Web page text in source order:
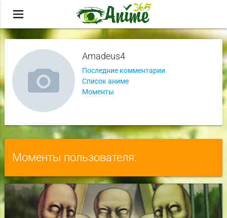
menu
Amadeus4
Последние комментарии
Список аниме
Моменты
Моменты пользователя: